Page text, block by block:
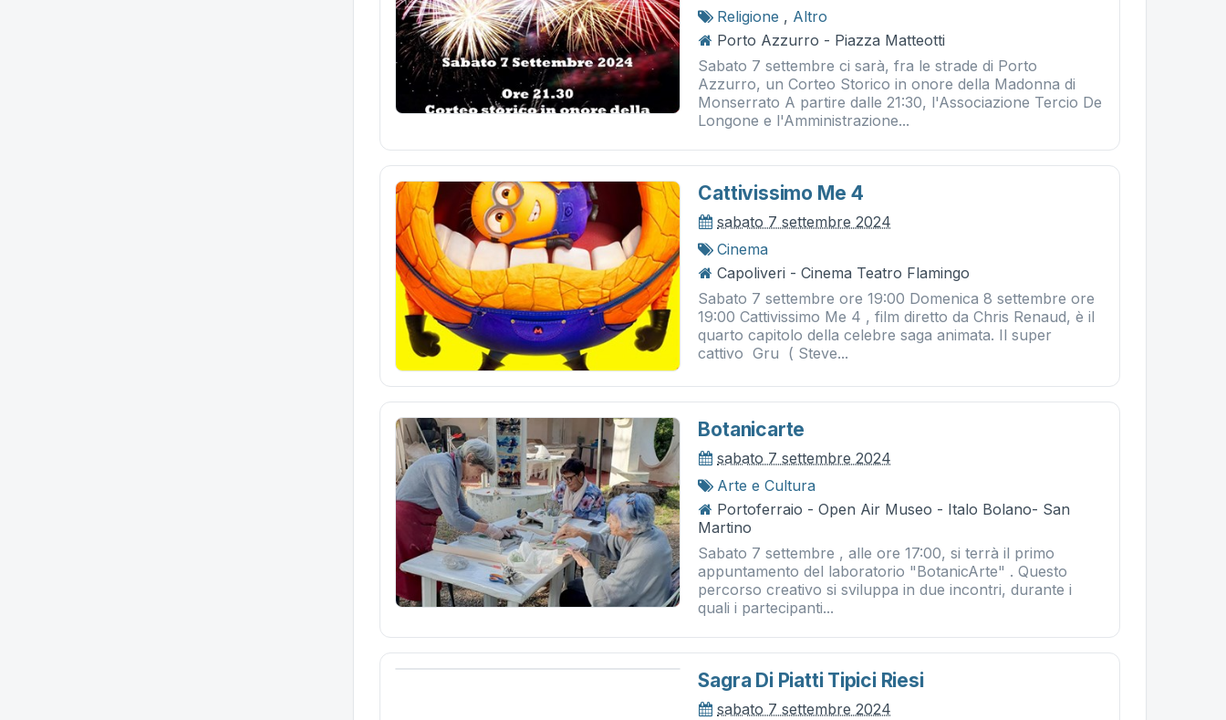
Religione , Altro
Porto Azzurro - Piazza Matteotti
Sabato 7 settembre ci sarà, fra le strade di Porto
Azzurro, un Corteo Storico in onore della Madonna di
Monserrato A partire dalle 21:30, l'Associazione Tercio De
Longone e l'Amministrazione...
Cattivissimo Me 4
sabato 7 settembre 2024
Cinema
Capoliveri - Cinema Teatro Flamingo
Sabato 7 settembre ore 19:00 Domenica 8 settembre ore
19:00 Cattivissimo Me 4 , film diretto da Chris Renaud, è il
quarto capitolo della celebre saga animata. Il super
cattivo Gru ( Steve...
Botanicarte
sabato 7 settembre 2024
Arte e Cultura
Portoferraio - Open Air Museo - Italo Bolano- San
Martino
Sabato 7 settembre , alle ore 17:00, si terrà il primo
appuntamento del laboratorio "BotanicArte" . Questo
percorso creativo si sviluppa in due incontri, durante i
quali i partecipanti...
Sagra Di Piatti Tipici Riesi
sabato 7 settembre 2024